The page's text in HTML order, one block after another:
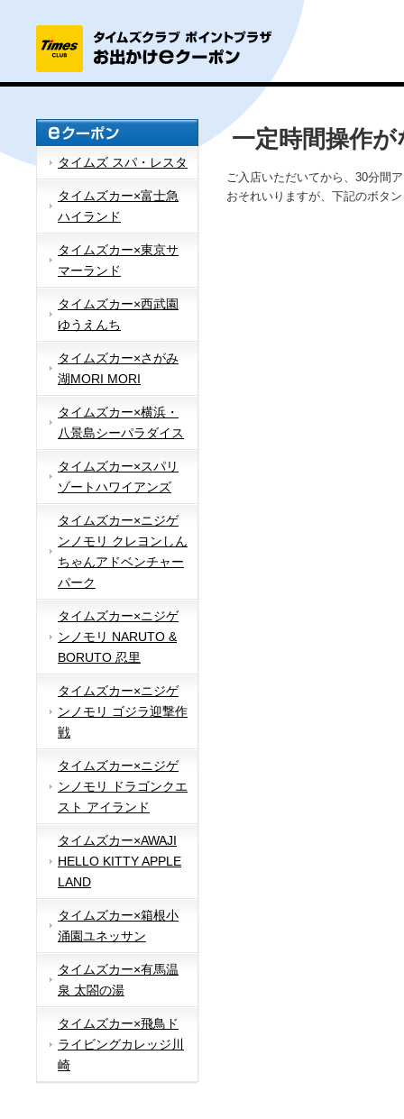
タイムズ スパ・レスタ
タイムズカー×富士急
ハイランド
タイムズカー×東京サ
マーランド
タイムズカー×西武園
ゆうえんち
タイムズカー×さがみ
湖MORI MORI
タイムズカー×横浜・
八景島シーパラダイス
タイムズカー×スパリ
ゾートハワイアンズ
タイムズカー×ニジゲ
ンノモリ クレヨンしん
ちゃんアドベンチャー
パーク
タイムズカー×ニジゲ
ンノモリ NARUTO &
BORUTO 忍里
タイムズカー×ニジゲ
ンノモリ ゴジラ迎撃作
戦
タイムズカー×ニジゲ
ンノモリ ドラゴンクエ
スト アイランド
タイムズカー×AWAJI
HELLO KITTY APPLE
LAND
タイムズカー×箱根小
涌園ユネッサン
タイムズカー×有馬温
泉 太閤の湯
タイムズカー×飛鳥ド
ライビングカレッジ川
崎
一定時間操作
ご入店いただいてから、30分間
おそれいりますが、下記のボタ